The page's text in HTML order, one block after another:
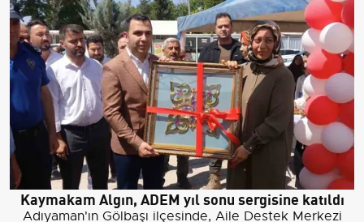
Kaymakam Algın, ADEM yıl sonu sergisine katıldı
Adıyaman'ın Gölbaşı ilçesinde, Aile Destek Merkezi